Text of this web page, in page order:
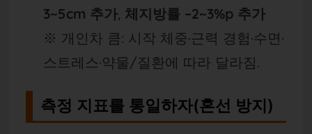
3~5cm 추가, 체지방률 –2~3%p 추가
※ 개인차 큼: 시작 체중·근력 경험·수면·
스트레스·약물/질환에 따라 달라짐.
측정 지표를 통일하자(혼선 방지)